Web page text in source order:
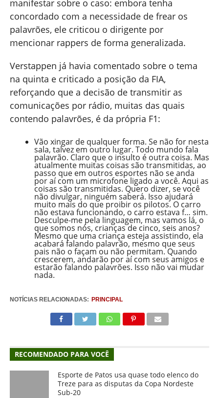
manifestar sobre o caso: embora tenha
concordado com a necessidade de frear os
palavrões, ele criticou o dirigente por
mencionar rappers de forma generalizada.
Verstappen já havia comentado sobre o tema
na quinta e criticado a posição da FIA,
reforçando que a decisão de transmitir as
comunicações por rádio, muitas das quais
contendo palavrões, é da própria F1:
Vão xingar de qualquer forma. Se não for nesta
sala, talvez em outro lugar. Todo mundo fala
palavrão. Claro que o insulto é outra coisa. Mas
atualmente muitas coisas são transmitidas, ao
passo que em outros esportes não se anda
por aí com um microfone ligado a você. Aqui as
coisas são transmitidas. Quero dizer, se você
não divulgar, ninguém saberá. Isso ajudará
muito mais do que proibir os pilotos. O carro
não estava funcionando, o carro estava f… sim.
Desculpe-me pela linguagem, mas vamos lá, o
que somos nós, crianças de cinco, seis anos?
Mesmo que uma criança esteja assistindo, ela
acabará falando palavrão, mesmo que seus
pais não o façam ou não permitam. Quando
crescerem, andarão por aí com seus amigos e
estarão falando palavrões. Isso não vai mudar
nada.
NOTÍCIAS RELACIONADAS: PRINCIPAL
RECOMENDADO PARA VOCÊ
Esporte de Patos usa quase todo elenco do
Treze para as disputas da Copa Nordeste
Sub-20